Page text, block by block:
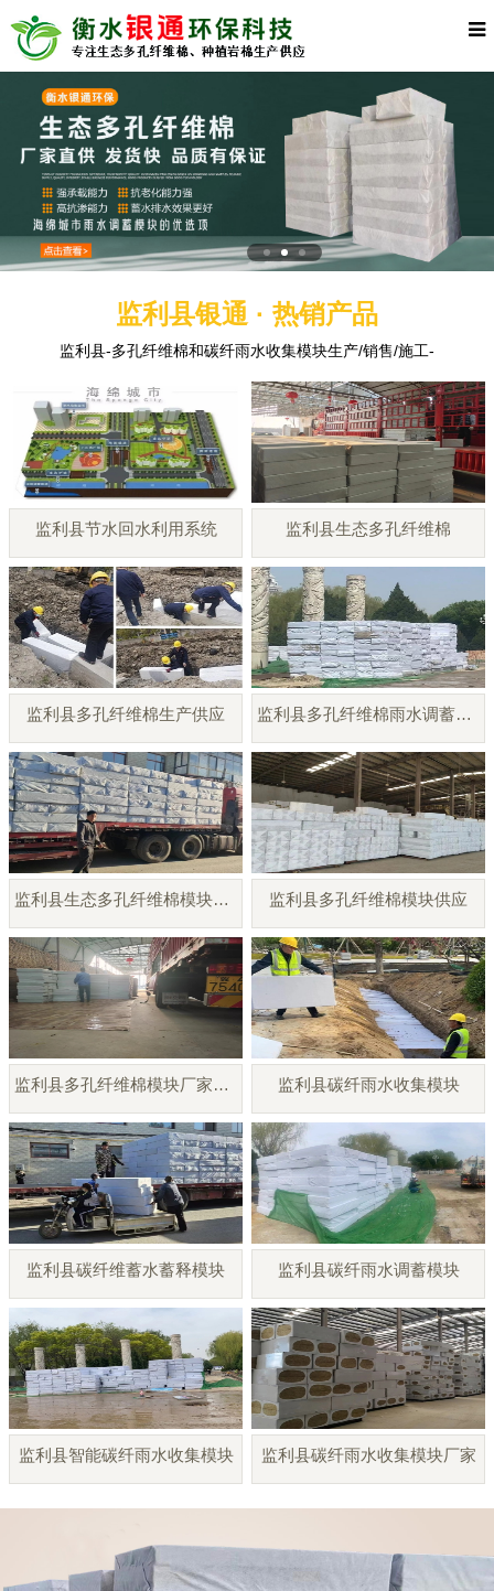
监利县银通 · 热销产品
监利县-多孔纤维棉和碳纤雨水收集模块生产/销售/施工-
监利县节水回水利用系统 监利县生态多孔纤维棉
监利县多孔纤维棉生产供应 监利县多孔纤维棉雨水调蓄模块
监利县生态多孔纤维棉模块厂家 监利县多孔纤维棉模块供应
监利县多孔纤维棉模块厂家直销 监利县碳纤雨水收集模块
监利县碳纤维蓄水蓄释模块 监利县碳纤雨水调蓄模块
监利县智能碳纤雨水收集模块 监利县碳纤雨水收集模块厂家